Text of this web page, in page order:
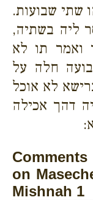
שתי שבועות.
ליה בשתיה,
ואמר תו לא
חלה על
לא אוכל
דהך אכילה
on
Mishnah 1